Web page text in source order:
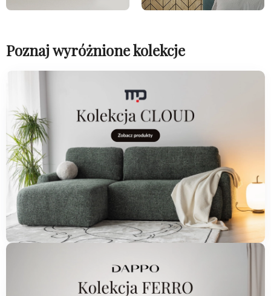
Poznaj wyróżnione kolekcje